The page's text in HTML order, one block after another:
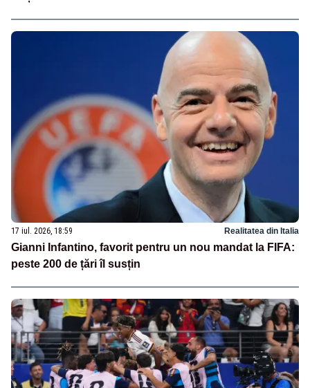
17 iul. 2026, 18:59 Realitatea din Italia
Gianni Infantino, favorit pentru un nou mandat la FIFA:
peste 200 de țări îl susțin